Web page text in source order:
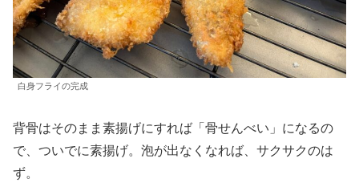
白身フライの完成
背骨はそのまま素揚げにすれば「骨せんべい」になるの
で、ついでに素揚げ。泡が出なくなれば、サクサクのは
ず。